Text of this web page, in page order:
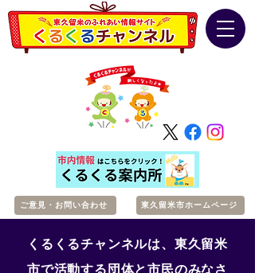
ご意見・お問い合わせ 東久留米市ホームページ
くるくるチャンネルは、東久留米
市で活動する団体と市民のみなさ